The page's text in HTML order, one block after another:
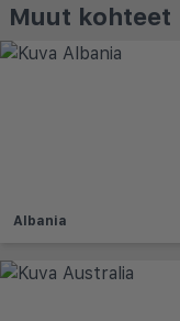
Muut kohteet
Albania